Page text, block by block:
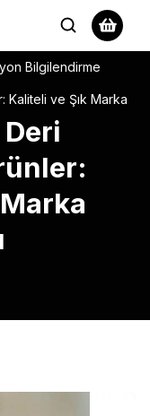
Bilgilendirme
Kaliteli ve Şık Marka